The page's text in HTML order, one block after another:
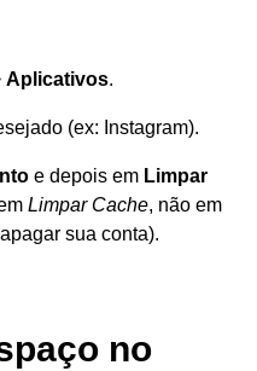
Aplicativos.
(ex: Instagram).
e depois em Limpar
Limpar Cache, não em
sua conta).
no